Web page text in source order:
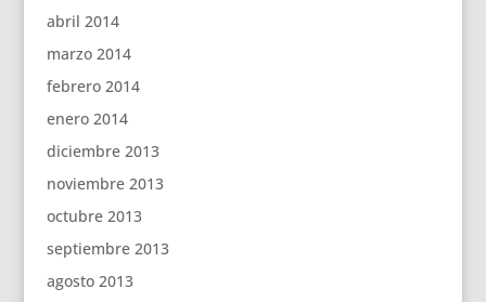
abril 2014
marzo 2014
febrero 2014
enero 2014
diciembre 2013
noviembre 2013
octubre 2013
septiembre 2013
agosto 2013